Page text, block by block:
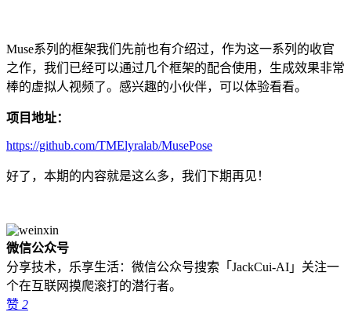
Muse系列的框架我们先前也有介绍过，作为这一系列的收官
之作，我们已经可以通过几个框架的配合使用，生成效果非常
棒的虚拟人视频了。感兴趣的小伙伴，可以体验看看。
项目地址：
https://github.com/TMElyralab/MusePose
好了，本期的内容就是这么多，我们下期再见！
微信公众号
分享技术，乐享生活：微信公众号搜索「JackCui-AI」关注一
个在互联网摸爬滚打的潜行者。
赞 2